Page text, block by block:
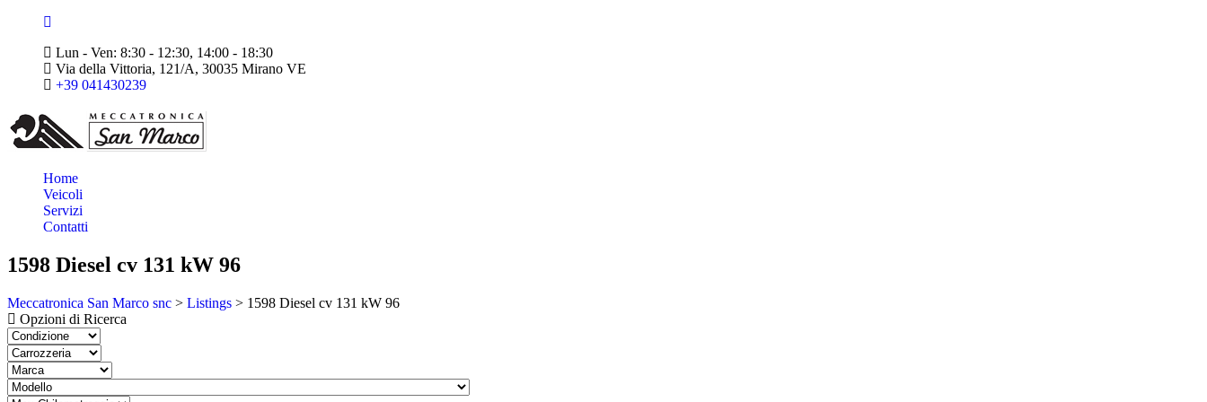
Lun - Ven: 8:30 - 12:30, 14:00 - 18:30
Via della Vittoria, 121/A, 30035 Mirano VE
+39 041430239
Home
Veicoli
Servizi
Contatti
1598 Diesel cv 131 kW 96
Meccatronica San Marco snc > Listings > 1598 Diesel cv 131 kW 96
Opzioni di Ricerca